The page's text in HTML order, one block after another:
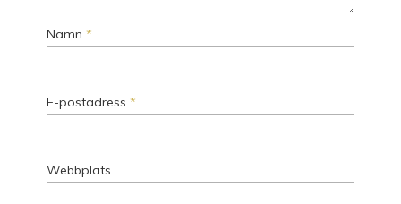
Namn *
E-postadress *
Webbplats